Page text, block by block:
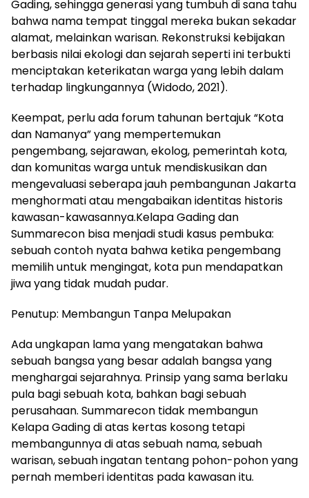
Gading, sehingga generasi yang tumbuh di sana tahu
bahwa nama tempat tinggal mereka bukan sekadar
alamat, melainkan warisan. Rekonstruksi kebijakan
berbasis nilai ekologi dan sejarah seperti ini terbukti
menciptakan keterikatan warga yang lebih dalam
terhadap lingkungannya (Widodo, 2021).
Keempat, perlu ada forum tahunan bertajuk “Kota
dan Namanya” yang mempertemukan
pengembang, sejarawan, ekolog, pemerintah kota,
dan komunitas warga untuk mendiskusikan dan
mengevaluasi seberapa jauh pembangunan Jakarta
menghormati atau mengabaikan identitas historis
kawasan-kawasannya.Kelapa Gading dan
Summarecon bisa menjadi studi kasus pembuka:
sebuah contoh nyata bahwa ketika pengembang
memilih untuk mengingat, kota pun mendapatkan
jiwa yang tidak mudah pudar.
Penutup: Membangun Tanpa Melupakan
Ada ungkapan lama yang mengatakan bahwa
sebuah bangsa yang besar adalah bangsa yang
menghargai sejarahnya. Prinsip yang sama berlaku
pula bagi sebuah kota, bahkan bagi sebuah
perusahaan. Summarecon tidak membangun
Kelapa Gading di atas kertas kosong tetapi
membangunnya di atas sebuah nama, sebuah
warisan, sebuah ingatan tentang pohon-pohon yang
pernah memberi identitas pada kawasan itu.